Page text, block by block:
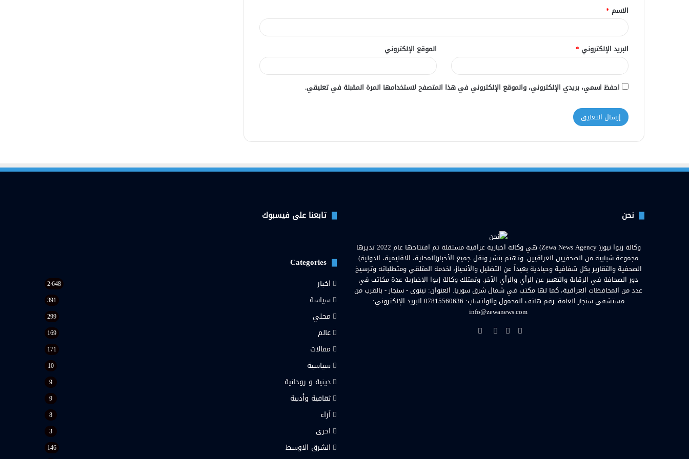
*
الاسم *
البريد الإلكتروني * الموقع الإلكتروني
احفظ اسمي، بريدي الإلكتروني، والموقع الإلكتروني في هذا المتصفح لاستخدامها المرة المقبلة في تعليقي.
نحن
وكالة زيوا نيوز( Zewa News Agency) هي وكالة اخبارية عراقية مستقلة تم افتتاحها عام 2022 تديرها
مجموعة شبابية من الصحفيين العراقيين. وتهتم بنشر ونقل جميع الأخبار(المحلية، الاقليمية، الدولية)
الصحفية والتقارير بكل شفافية وحيادية بعيداً عن التضليل والأنحياز، لخدمة المتلقي ومتطلباته وترسيخ
دور الصحافة في الرقابة والتعبير عن الرأي والرأي الآخر. وتمتلك وكالة زيوا الاخبارية عدة مكاتب في
عدد من المحافظات العراقية، كما لها مكتب في شمال شرق سوريا. العنوان: نينوى - سنجار - بالقرب من
مستشفى سنجار العامة. رقم هاتف المحمول والواتساب: 07815560636 البريد الإلكتروني:
info@zewanews.com
فيسبوك
تويتر يوتيوب
تابعنا على فيسبوك
Categories
اخبار 2٬648
سياسة 391
محلي 299
عالم 169
مقالات 171
سياسية 10
دينية و روحانية 9
ثقافية وأدبية 9
اَراء 8
اخرى 3
الشرق الاوسط 146